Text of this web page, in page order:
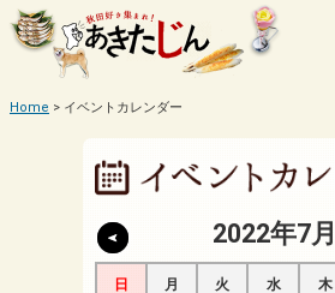
Home イベントカレンダー
2022年7月
日 月 火 水 木